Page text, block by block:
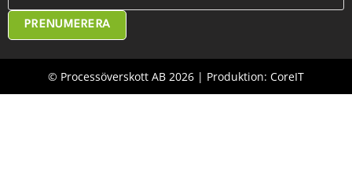
PRENUMERERA
© Processöverskott AB 2026 | Produktion: CoreIT